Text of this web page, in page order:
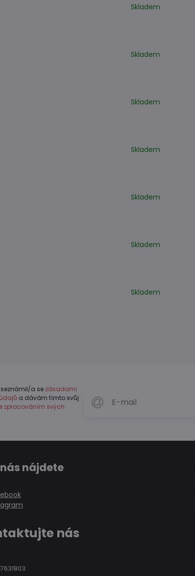
Skladem
Skladem
Skladem
Skladem
Skladem
Skladem
Skladem
seznámil/a se zásadami
a dávám tímto svůj
zpracováním svých
nájdete
nás